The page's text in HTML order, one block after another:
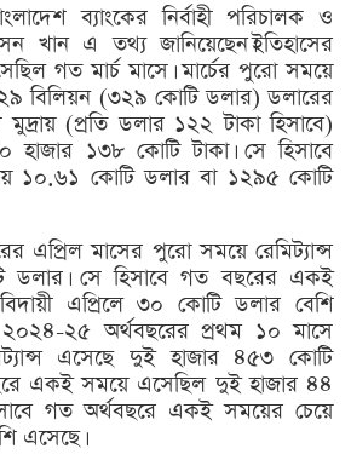
ব্যাংকের নির্বাহী পরিচালক ও
খান এ তথ্য জানিয়েছেন।ইতিহাসের
গত মার্চ মাসে। মার্চের পুরো সময়ে
বিলিয়ন (৩২৯ কোটি ডলার) ডলারের
মুদ্রায় (প্রতি ডলার ১২২ টাকা হিসাবে)
হাজার ১৩৮ কোটি টাকা। সে হিসাবে
১০.৬১ কোটি ডলার বা ১২৯৫ কোটি
এপ্রিল মাসের পুরো সময়ে রেমিট্যান্স
ডলার। সে হিসাবে গত বছরের একই
এপ্রিলে ৩০ কোটি ডলার বেশি
২৫ অর্থবছরের প্রথম ১০ মাসে
এসেছে দুই হাজার ৪৫৩ কোটি
একই সময়ে এসেছিল দুই হাজার ৪৪
গত অর্থবছরে একই সময়ের চেয়ে
এসেছে।